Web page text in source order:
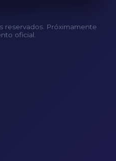
reservados. Próximamente
oficial.